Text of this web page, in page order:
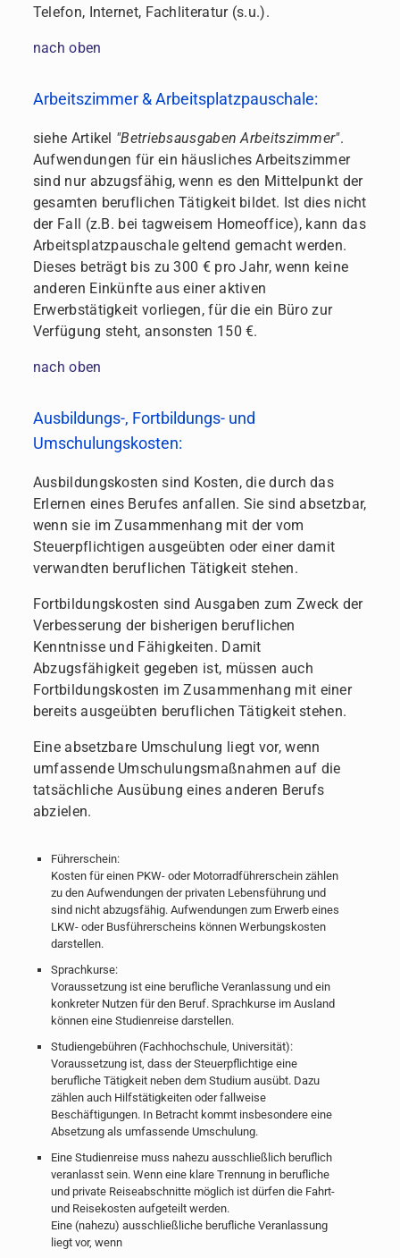
Telefon, Internet, Fachliteratur (s.u.).
nach oben
Arbeitszimmer & Arbeitsplatzpauschale:
siehe Artikel "Betriebsausgaben Arbeitszimmer".
Aufwendungen für ein häusliches Arbeitszimmer
sind nur abzugsfähig, wenn es den Mittelpunkt der
gesamten beruflichen Tätigkeit bildet. Ist dies nicht
der Fall (z.B. bei tagweisem Homeoffice), kann das
Arbeitsplatzpauschale geltend gemacht werden.
Dieses beträgt bis zu 300 € pro Jahr, wenn keine
anderen Einkünfte aus einer aktiven
Erwerbstätigkeit vorliegen, für die ein Büro zur
Verfügung steht, ansonsten 150 €.
nach oben
Ausbildungs-, Fortbildungs- und
Umschulungskosten:
Ausbildungskosten sind Kosten, die durch das
Erlernen eines Berufes anfallen. Sie sind absetzbar,
wenn sie im Zusammenhang mit der vom
Steuerpflichtigen ausgeübten oder einer damit
verwandten beruflichen Tätigkeit stehen.
Fortbildungskosten sind Ausgaben zum Zweck der
Verbesserung der bisherigen beruflichen
Kenntnisse und Fähigkeiten. Damit
Abzugsfähigkeit gegeben ist, müssen auch
Fortbildungskosten im Zusammenhang mit einer
bereits ausgeübten beruflichen Tätigkeit stehen.
Eine absetzbare Umschulung liegt vor, wenn
umfassende Umschulungsmaßnahmen auf die
tatsächliche Ausübung eines anderen Berufs
abzielen.
Führerschein:
Kosten für einen PKW- oder Motorradführerschein zählen
zu den Aufwendungen der privaten Lebensführung und
sind nicht abzugsfähig. Aufwendungen zum Erwerb eines
LKW- oder Busführerscheins können Werbungskosten
darstellen.
Sprachkurse:
Voraussetzung ist eine berufliche Veranlassung und ein
konkreter Nutzen für den Beruf. Sprachkurse im Ausland
können eine Studienreise darstellen.
Studiengebühren (Fachhochschule, Universität):
Voraussetzung ist, dass der Steuerpflichtige eine
berufliche Tätigkeit neben dem Studium ausübt. Dazu
zählen auch Hilfstätigkeiten oder fallweise
Beschäftigungen. In Betracht kommt insbesondere eine
Absetzung als umfassende Umschulung.
Eine Studienreise muss nahezu ausschließlich beruflich
veranlasst sein. Wenn eine klare Trennung in berufliche
und private Reiseabschnitte möglich ist dürfen die Fahrt-
und Reisekosten aufgeteilt werden.
Eine (nahezu) ausschließliche berufliche Veranlassung
liegt vor, wenn